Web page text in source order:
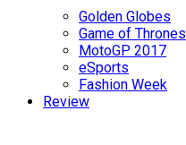
Golden Globes
Game of Thrones
MotoGP 2017
eSports
Fashion Week
Review